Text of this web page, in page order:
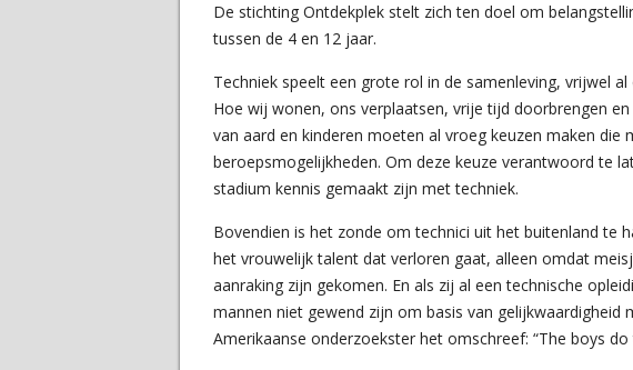
De stichting Ontdekplek stelt zich ten doel om
tussen de 4 en 12 jaar.
Techniek speelt een grote rol in de samenleving, vrijwel
Hoe wij wonen, ons verplaatsen, vrije tijd doorbrengen
van aard en kinderen moeten al vroeg keuzen maken die
beroepsmogelijkheden. Om deze keuze verantwoord te
stadium kennis gemaakt zijn met techniek.
Bovendien is het zonde om technici uit het buitenland te
het vrouwelijk talent dat verloren gaat, alleen omdat
aanraking zijn gekomen. En als zij al een technische
mannen niet gewend zijn om basis van gelijkwaardigheid
Amerikaanse onderzoekster het omschreef: “The boys